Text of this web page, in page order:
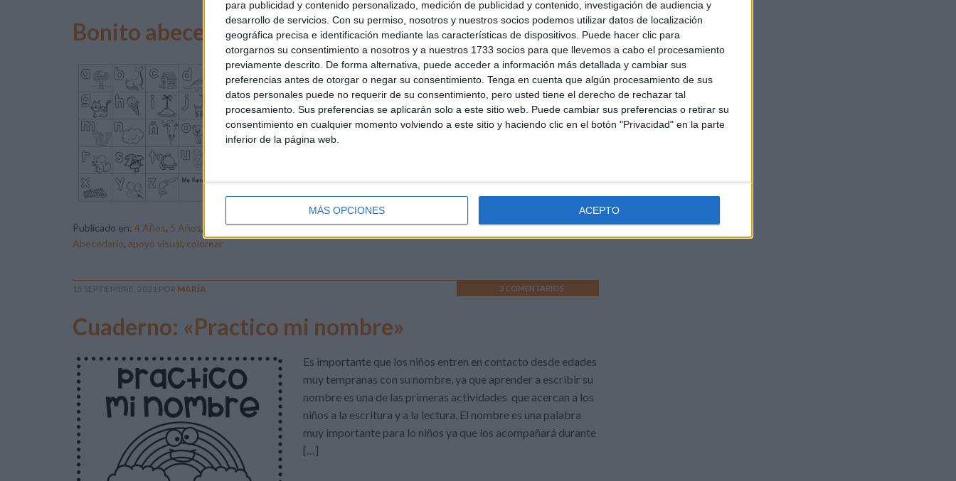
para publicidad y contenido personalizado, medición de publicidad y contenido, investigación de audiencia y
desarrollo de servicios. Con su permiso, nosotros y nuestros socios podemos utilizar datos de localización
geográfica precisa e identificación mediante las características de dispositivos. Puede hacer clic para
otorgarnos su consentimiento a nosotros y a nuestros 1733 socios para que llevemos a cabo el procesamiento
previamente descrito. De forma alternativa, puede acceder a información más detallada y cambiar sus
preferencias antes de otorgar o negar su consentimiento. Tenga en cuenta que algún procesamiento de sus
datos personales puede no requerir de su consentimiento, pero usted tiene el derecho de rechazar tal
procesamiento. Sus preferencias se aplicarán solo a este sitio web. Puede cambiar sus preferencias o retirar su
consentimiento en cualquier momento volviendo a este sitio y haciendo clic en el botón "Privacidad" en la parte
inferior de la página web.
MÁS OPCIONES ACEPTO
Bonito abecedario para colorear como apoyo visual
El siguiente material, es un excelente recurso para colocar en
la mesa de aquellos alumnos que estén iniciando el
aprendizaje del abecedario. Puede colorearlo y decorarlo a
su gusto para que tenga un abecedario totalmente
personalizado por ellos. El abecedario es una de las primeras
Publicado en: 4 Años, 5 Años, Abecedario,Educación Infantil,Lectoescritura,Lectoescritura
Etiquetado como:
Abecedario, apoyo visual, colorear
15 SEPTIEMBRE, 2021 POR MARÍA 3 COMENTARIOS
Cuaderno: «Practico mi nombre»
Es importante que los niños entren en contacto desde edades
muy tempranas con su nombre, ya que aprender a escribir su
nombre es una de las primeras actividades que acercan a los
niños a la escritura y a la lectura. El nombre es una palabra
muy importante para lo niños ya que los acompañará durante
[…]